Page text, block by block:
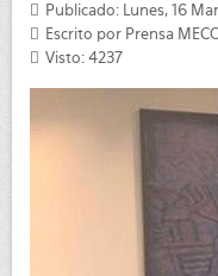
Publicado: Lunes, 16
Escrito por Prensa
Visto: 4237